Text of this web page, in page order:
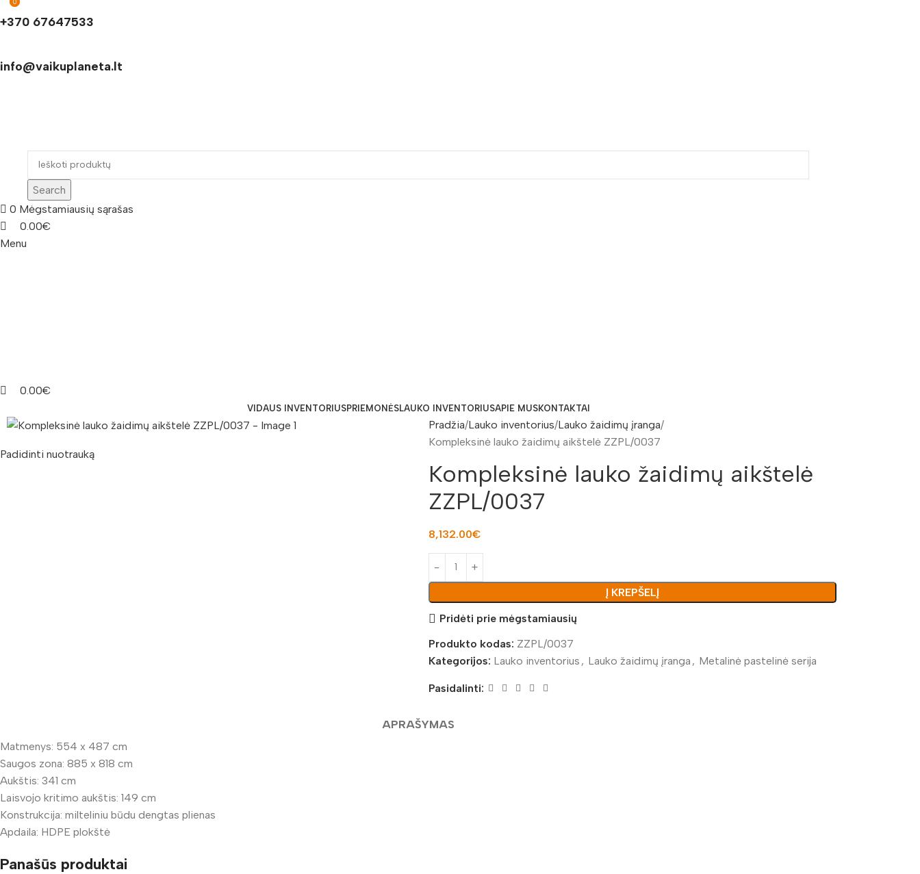
+370 67647533
info@vaikuplaneta.lt
Search
0 Mėgstamiausių sąrašas
0
0.00€
Menu
0
0.00€
VIDAUS INVENTORIUSPRIEMONĖSLAUKO INVENTORIUSAPIE MUSKONTAKTAI
Padidinti nuotrauką
Pradžia Lauko inventorius Lauko žaidimų įranga
Kompleksinė lauko žaidimų aikštelė ZZPL/0037
Kompleksinė lauko žaidimų aikštelė
ZZPL/0037
8,132.00€
Į KREPŠELĮ
Pridėti prie mėgstamiausių
Produkto kodas: ZZPL/0037
Kategorijos: Lauko inventorius , Lauko žaidimų įranga , Metalinė pastelinė serija
Pasidalinti:
APRAŠYMAS
Matmenys: 554 x 487 cm
Saugos zona: 885 x 818 cm
Aukštis: 341 cm
Laisvojo kritimo aukštis: 149 cm
Konstrukcija: milteliniu būdu dengtas plienas
Apdaila: HDPE plokštė
Panašūs produktai